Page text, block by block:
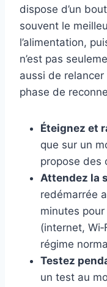
dispose d’un
souvent le
l’alimentation,
n’est pas
aussi de
phase de
Éteignez et
que sur un
propose des
Attendez la
redémarrée
minutes
(internet,
régime
Testez
un test au